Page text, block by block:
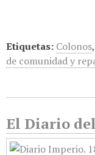
Etiquetas: Colonos,
de comunidad y
El Diario